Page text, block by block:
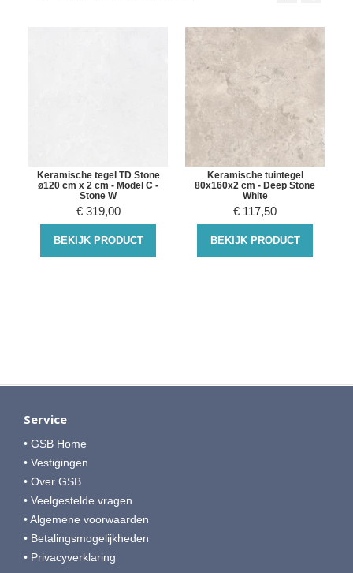
Keramische tegel TD Stone
ø120 cm x 2 cm - Model C -
Stone W
€ 319,00
BEKIJK PRODUCT
Keramische tuintegel
80x160x2 cm - Deep Stone
White
€ 117,50
BEKIJK PRODUCT
Service
• GSB Home
• Vestigingen
• Over GSB
• Veelgestelde vragen
• Algemene voorwaarden
• Betalingsmogelijkheden
• Privacyverklaring